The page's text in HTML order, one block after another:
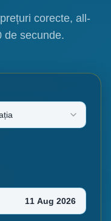
corecte, all-
de secunde.
11 Aug 2026